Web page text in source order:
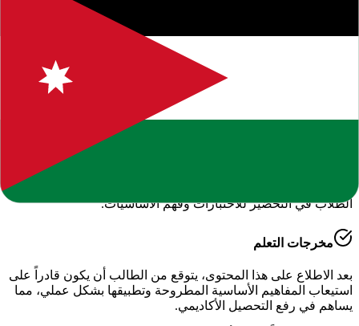
يقدم لكم موقعنا هذا المحتوى المتميز بعنوان
جغرافيا صف تاسع فصل اول"
التربية الاجتماعية -
، وهو جزء من الموارد التعليمية الشاملة التي
نوفرها للطلاب والمعلمين للعام الدراسي
، حيث تم
الطلاب في التحضير للاختبارات وفهم الأساسيات.
مخرجات التعلم
بعد الاطلاع على هذا المحتوى، يتوقع من الطالب أن يكون قادراً على
استيعاب المفاهيم الأساسية المطروحة وتطبيقها بشكل عملي، مما
يساهم في رفع التحصيل الأكاديمي.